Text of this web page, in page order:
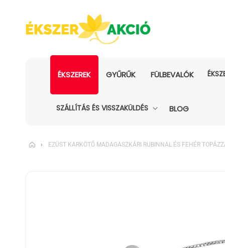
ÉKSZEREK GYŰRŰK FÜLBEVALÓK
SZÁLLÍTÁS ÉS VISSZAKÜLDÉS BLOG
› EZÜST KARKÖTŐ MADAGASZKÁRI RUBINNAL ÉS FEHÉR